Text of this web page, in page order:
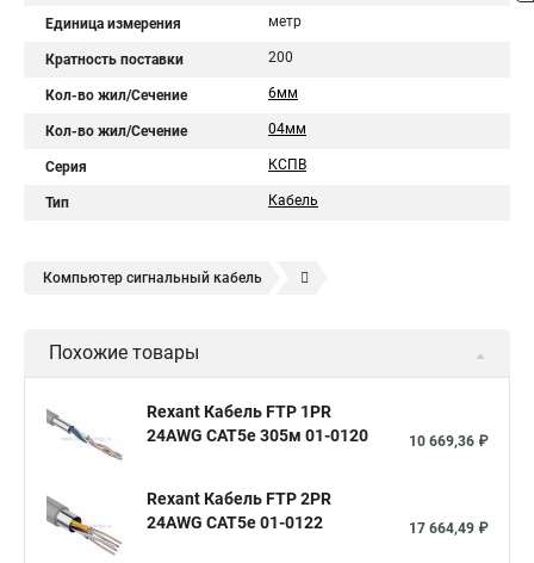
Единица измерения метр
Кратность поставки 200
Кол-во жил/Сечение 6мм
Кол-во жил/Сечение 04мм
Серия КСПВ
Тип Кабель
Компьютер сигнальный кабель
Сигнальный кабель витой
Кабель многожильный сигнальный
Похожие товары
Rexant Кабель FTP 1PR
24AWG CAT5e 305м 01-0120
10 669,36 ₽
Rexant Кабель FTP 2PR
24AWG CAT5e 01-0122
17 664,49 ₽